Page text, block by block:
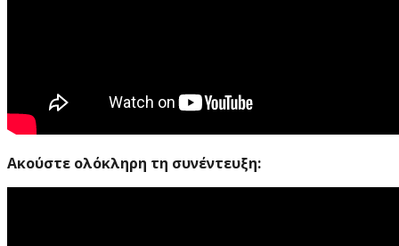
Ακούστε ολόκληρη τη συνέντευξη: